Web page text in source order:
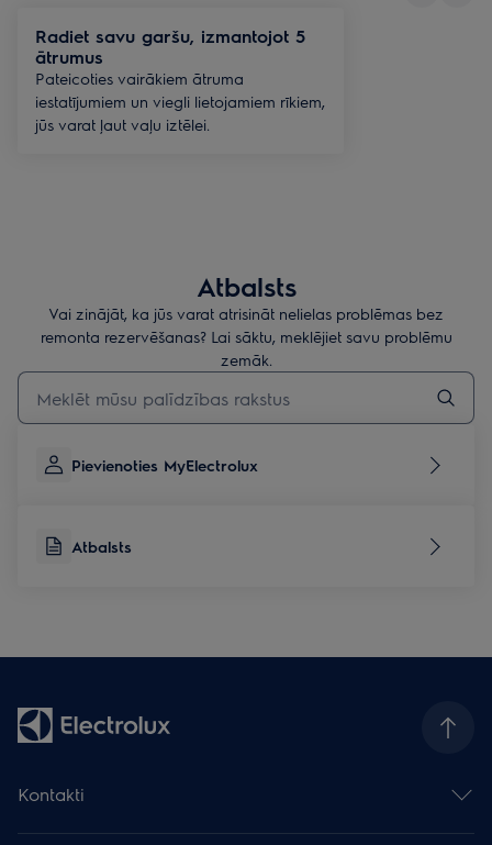
Radiet savu garšu, izmantojot 5
ātrumus
Pateicoties vairākiem ātruma
iestatījumiem un viegli lietojamiem rīkiem,
jūs varat ļaut vaļu iztēlei.
Atbalsts
Vai zinājāt, ka jūs varat atrisināt nelielas problēmas bez
remonta rezervēšanas? Lai sāktu, meklējiet savu problēmu
zemāk.
Rakstiet, lai meklētu rakstus par atbalstu
Pievienoties MyElectrolux
Atbalsts
Kontakti